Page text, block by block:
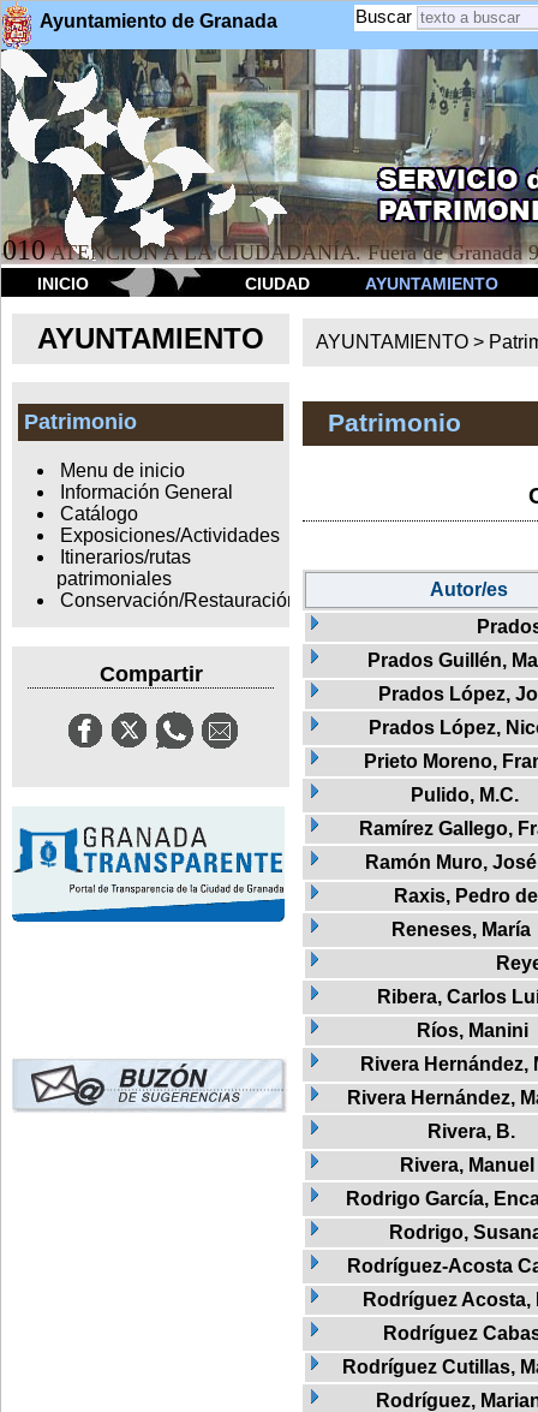
Ayuntamiento de Granada Buscar
010 ATENCION A LA CIUDADANÍA. Fuera de Granada
INICIO CIUDAD AYUNTAMIENTO
AYUNTAMIENTO
Patrimonio
Menu de inicio
Información General
Catálogo
Exposiciones/Actividades
Itinerarios/rutas
patrimoniales
Conservación/Restauración
Compartir
AYUNTAMIENTO >
Patrimonio
Autor/es
Prados Guillén,
Prados López,
Prados López,
Prieto Moreno,
Pulido, M.C.
Ramírez Gallego,
Ramón Muro,
Raxis, Pedro de
Reneses, María
Ribera, Carlos
Ríos, Manini
Rivera Hernández,
Rivera Hernández,
Rivera, B.
Rivera, Manuel
Rodrigo García,
Rodrigo,
Rodríguez-Acosta
Rodríguez Acosta,
Rodríguez
Rodríguez Cutillas,
Rodríguez,